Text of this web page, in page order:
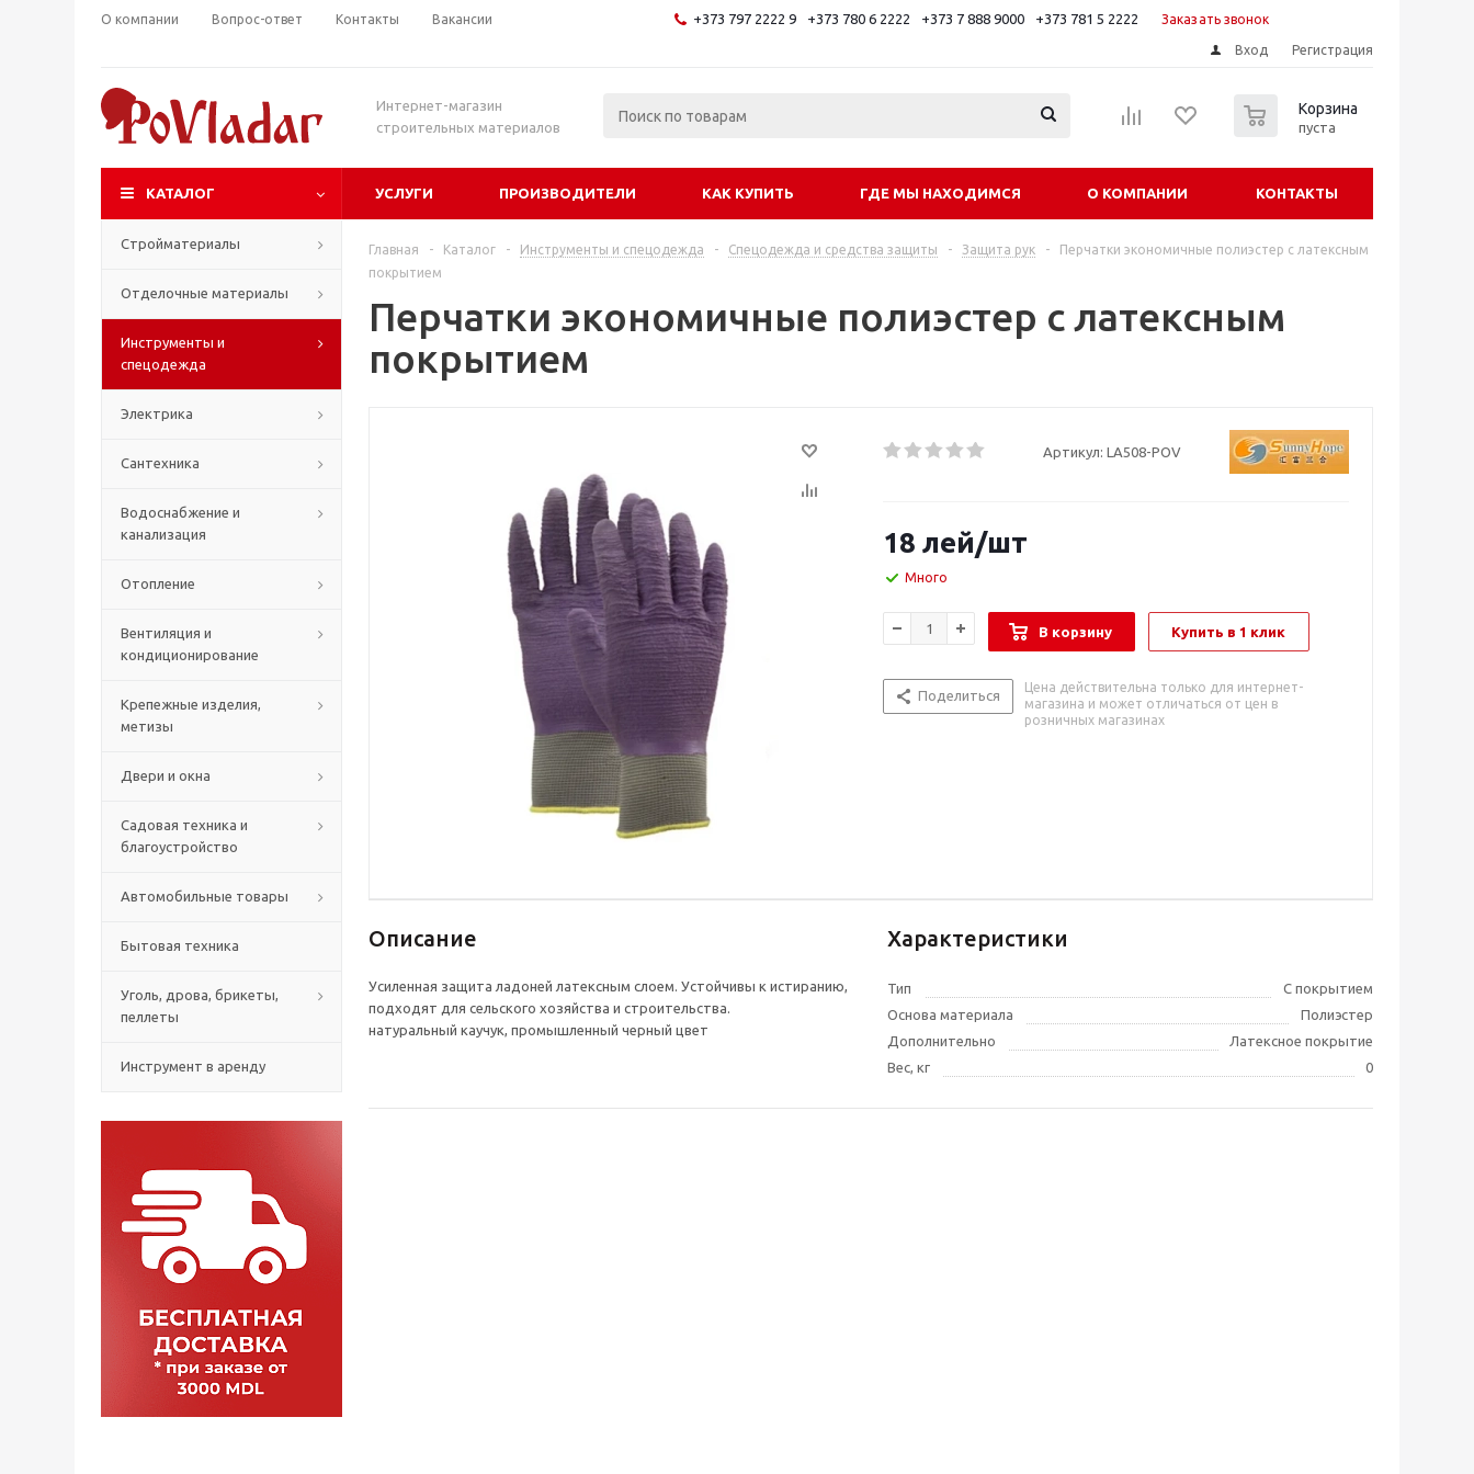
О компании Вопрос-ответ Контакты Вакансии +373 797 2222 9 +373 780 6 2222 +373 7 888 9000 +373 781 5 2222 Заказать звонок
Вход Регистрация
Интернет-магазин
строительных материалов
Корзина
пуста
КАТАЛОГ УСЛУГИ ПРОИЗВОДИТЕЛИ КАК КУПИТЬ ГДЕ МЫ НАХОДИМСЯ О КОМПАНИИ КОНТАКТЫ
Стройматериалы
Отделочные материалы
Инструменты и
спецодежда
Электрика
Сантехника
Водоснабжение и
канализация
Отопление
Вентиляция и
кондиционирование
Крепежные изделия,
метизы
Двери и окна
Садовая техника и
благоустройство
Автомобильные товары
Бытовая техника
Уголь, дрова, брикеты,
пеллеты
Инструмент в аренду
Главная - Каталог - Инструменты и спецодежда - Спецодежда и средства защиты - Защита рук -
Перчатки экономичные полиэстер с латексным
покрытием
Перчатки экономичные полиэстер с латексным
покрытием
Артикул: LA508-POV
18 лей/шт
Много
В корзину Купить в 1 клик
Поделиться
Цена действительна только для интернет-
магазина и может отличаться от цен в
розничных магазинах
Описание
Усиленная защита ладоней латексным слоем. Устойчивы к истиранию,
подходят для сельского хозяйства и строительства.
натуральный каучук, промышленный черный цвет
Характеристики
Тип
С покрытием
Основа материала
Полиэстер
Дополнительно
Латексное покрытие
Вес, кг
0